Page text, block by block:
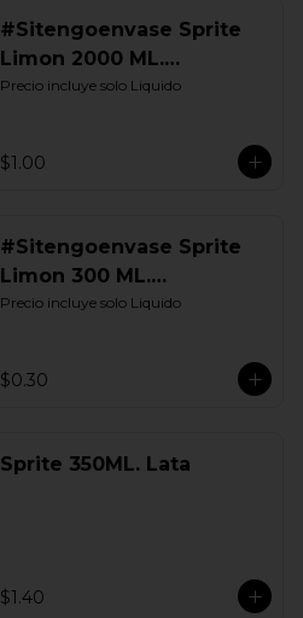
#Sitengoenvase Sprite
Limon 2000 ML.
Retornable
Precio incluye solo Liquido
$1.00
#Sitengoenvase Sprite
Limon 300 ML.
Retornable
Precio incluye solo Liquido
$0.30
Sprite 350ML. Lata
$1.40